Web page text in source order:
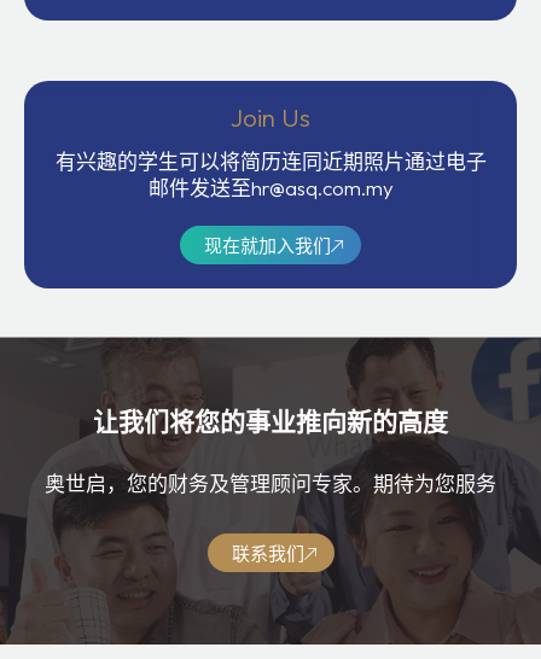
Join Us
有兴趣的学生可以将简历连同近期照片通过电子
邮件发送至hr@asq.com.my
现在就加入我们
让我们将您的事业推向新的高度
奥世启，您的财务及管理顾问专家。期待为您服务
联系我们